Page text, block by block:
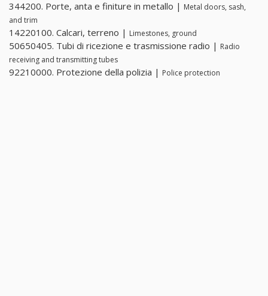
344200. Porte, anta e finiture in metallo | Metal doors, sash,
and trim
14220100. Calcari, terreno | Limestones, ground
50650405. Tubi di ricezione e trasmissione radio | Radio
receiving and transmitting tubes
92210000. Protezione della polizia | Police protection